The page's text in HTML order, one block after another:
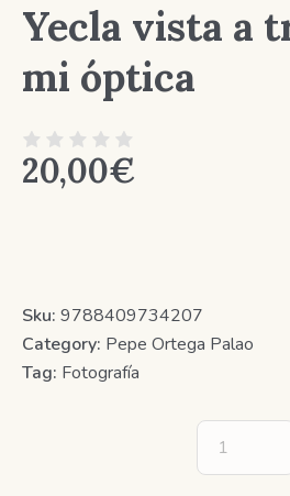
Yecla vista a
mi óptica
20,00€
Sku: 9788409734207
Category: Pepe Ortega Palao
Tag: Fotografía